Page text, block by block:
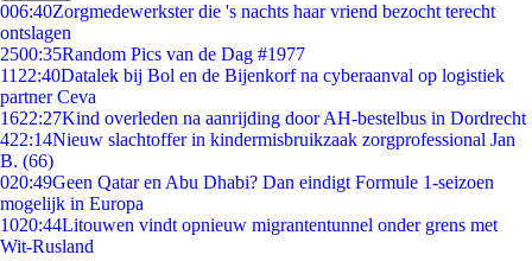
006:40Zorgmedewerkster die 's nachts haar vriend bezocht terecht
ontslagen
2500:35Random Pics van de Dag #1977
11 22:40Datalek bij Bol en de Bijenkorf na cyberaanval op logistiek
partner Ceva
1622:27Kind overleden na aanrijding door AH-bestelbus in Dordrecht
422:14Nieuw slachtoffer in kindermisbruikzaak zorgprofessional Jan
B. (66)
020:49Geen Qatar en Abu Dhabi? Dan eindigt Formule 1-seizoen
mogelijk in Europa
1020:44Litouwen vindt opnieuw migrantentunnel onder grens met
Wit-Rusland